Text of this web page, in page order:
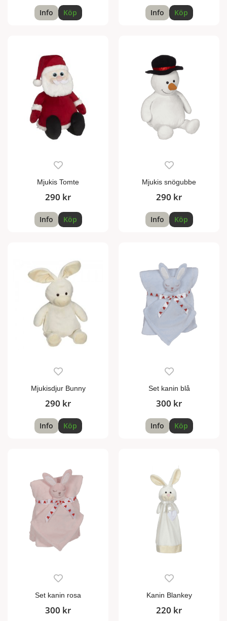
Info Köp Info Köp
Mjukis Tomte
290 kr
Info Köp
Mjukis snögubbe
290 kr
Info Köp
Mjukisdjur Bunny
290 kr
Info Köp
Set kanin blå
300 kr
Info Köp
Set kanin rosa
300 kr
Kanin Blankey
220 kr